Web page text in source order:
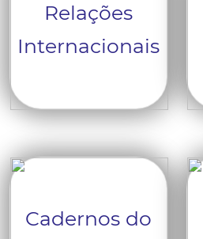
Relações
Internacionais
Cadernos do